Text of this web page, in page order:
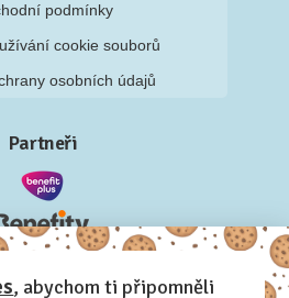
podmínky
cookie souborů
osobních údajů
Partneři
, abychom ti připomněli